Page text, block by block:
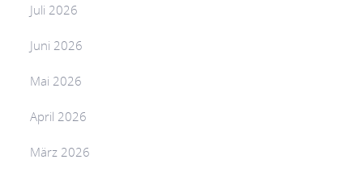
Juli 2026
Juni 2026
Mai 2026
April 2026
März 2026